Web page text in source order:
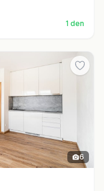
1 den
6